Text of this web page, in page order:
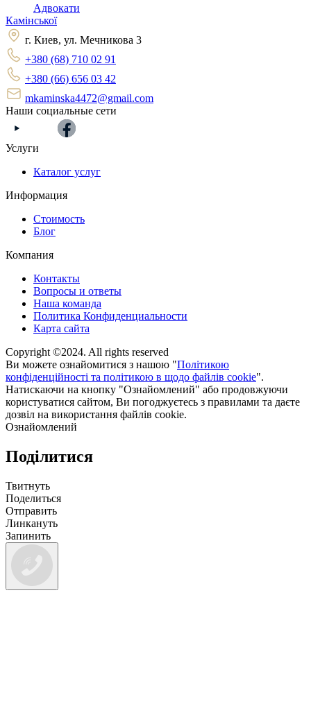
Адвокати
Камінської
г. Киев, ул. Мечникова 3
+380 (68) 710 02 91
+380 (66) 656 03 42
mkaminska4472@gmail.com
Наши социальные сети
Услуги
Каталог услуг
Информация
Стоимость
Блог
Компания
Контакты
Вопросы и ответы
Наша команда
Политика Конфиденциальности
Карта сайта
Copyright ©2024. All rights reserved
Ви можете ознайомитися з нашою "Політикою
конфіденційності та політикою в щодо файлів cookie".
Натискаючи на кнопку "Ознайомлений" або продовжуючи
користуватися сайтом, Ви погоджуєтесь з правилами та даєте
дозвіл на використання файлів cookie.
Ознайомлений
Поділитися
Твитнуть
Поделиться
Отправить
Линкануть
Запинить